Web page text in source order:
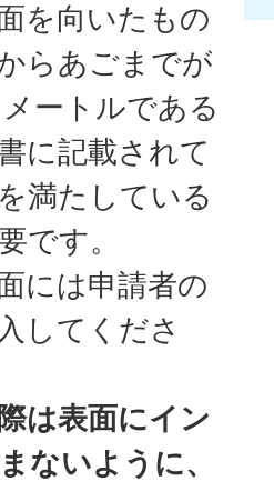
を向いたもの
らあごまでが
ートルである
に記載されて
満たしている
です。
には申請者の
してくださ
は表面にイン
ないように、